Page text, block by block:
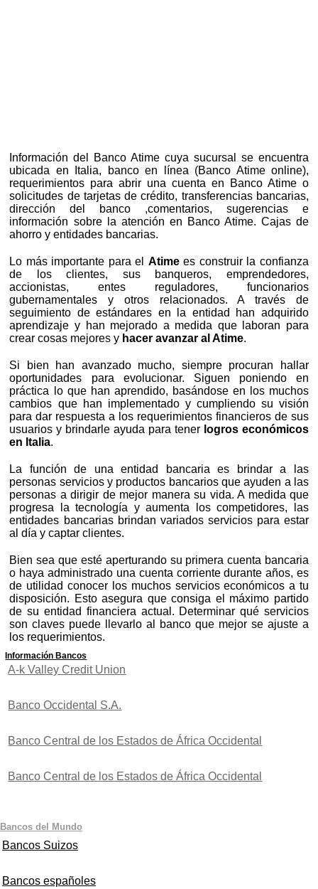
Información del Banco Atime cuya sucursal se encuentra
ubicada en Italia, banco en línea (Banco Atime online),
requerimientos para abrir una cuenta en Banco Atime o
solicitudes de tarjetas de crédito, transferencias bancarias,
dirección del banco ,comentarios, sugerencias e
información sobre la atención en Banco Atime. Cajas de
ahorro y entidades bancarias.
Lo más importante para el Atimees construir la confianza
de los clientes, sus banqueros, emprendedores,
accionistas, entes reguladores, funcionarios
gubernamentales y otros relacionados. A través de
seguimiento de estándares en la entidad han adquirido
aprendizaje y han mejorado a medida que laboran para
crear cosas mejores y hacer avanzar al Atime.
Si bien han avanzado mucho, siempre procuran hallar
oportunidades para evolucionar. Siguen poniendo en
práctica lo que han aprendido, basándose en los muchos
cambios que han implementado y cumpliendo su visión
para dar respuesta a los requerimientos financieros de sus
usuarios y brindarle ayuda para tener logros económicos
en Italia.
La función de una entidad bancaria es brindar a las
personas servicios y productos bancarios que ayuden a las
personas a dirigir de mejor manera su vida. A medida que
progresa la tecnología y aumenta los competidores, las
entidades bancarias brindan variados servicios para estar
al día y captar clientes.
Bien sea que esté aperturando su primera cuenta bancaria
o haya administrado una cuenta corriente durante años, es
de utilidad conocer los muchos servicios económicos a tu
disposición. Esto asegura que consiga el máximo partido
de su entidad financiera actual. Determinar qué servicios
son claves puede llevarlo al banco que mejor se ajuste a
los requerimientos.
Información Bancos
A-k Valley Credit Union
Banco Occidental S.A.
Banco Central de los Estados de África Occidental
Banco Central de los Estados de África Occidental
Bancos del Mundo
Bancos Suizos
Bancos españoles